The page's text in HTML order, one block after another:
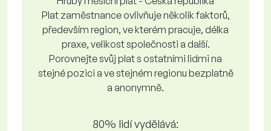
Plat zaměstnance ovlivňuje několik faktorů,
především region, ve kterém pracuje, délka
praxe, velikost společnosti a další.
Porovnejte svůj plat s ostatními lidmi na
stejné pozici a ve stejném regionu bezplatně
a anonymně.
80% lidí vydělává: